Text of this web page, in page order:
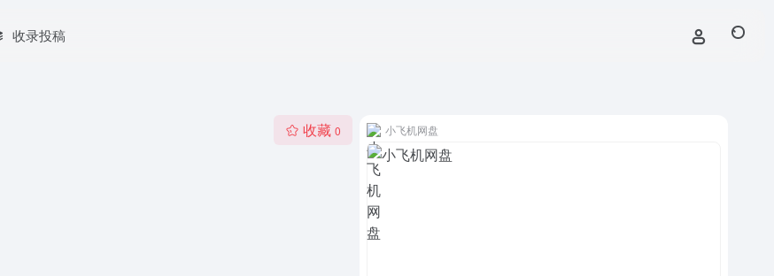
收录投稿
收藏 0 小飞机网盘